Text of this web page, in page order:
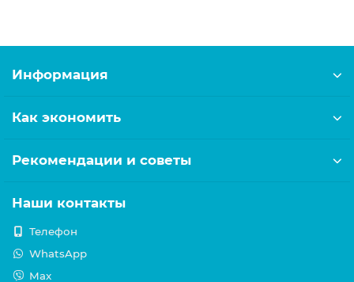
Информация
Как экономить
Рекомендации и советы
Наши контакты
Телефон
WhatsApp
Max